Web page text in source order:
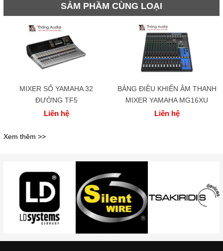
SẢM PHẦM CÙNG LOẠI
MIXER SỐ YAMAHA 32
ĐƯỜNG TF5
Liên hệ
BẢNG ĐIỀU KHIỂN ÂM THANH
MIXER YAMAHA MG16XU
Liên hệ
Xem thêm >>